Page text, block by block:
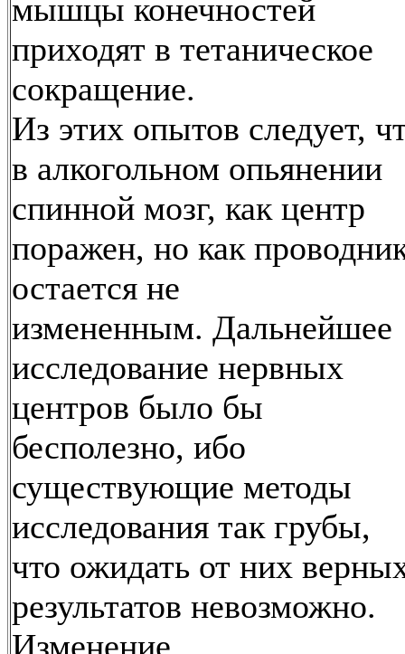
мышцы конечностей
приходят в тетаническое
сокращение.
Из этих опытов следует,
в алкогольном опьянении
спинной мозг, как центр
поражен, но как
остается не
измененным. Дальнейшее
исследование нервных
центров было бы
бесполезно, ибо
существующие методы
исследования так грубы,
что ожидать от них
результатов невозможно.
Изменение